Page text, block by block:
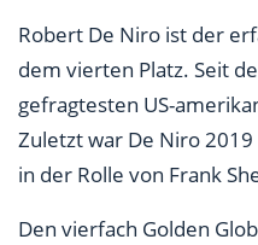
Robert De Niro ist der
dem vierten Platz. Seit
gefragtesten US-
Zuletzt war De Niro
in der Rolle von Frank
Den vierfach Golden